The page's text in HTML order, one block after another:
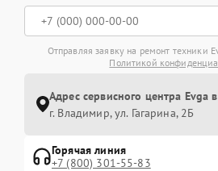
Отправляя заявку на ремонт техники
Политикой
Адрес сервисного центра Evga
г. Владимир, ул. Гагарина, 2Б
Горячая линия
+7 (800) 301-55-83